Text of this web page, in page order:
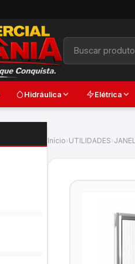
Hidráulica Elétrica
Início›UTILIDADES›